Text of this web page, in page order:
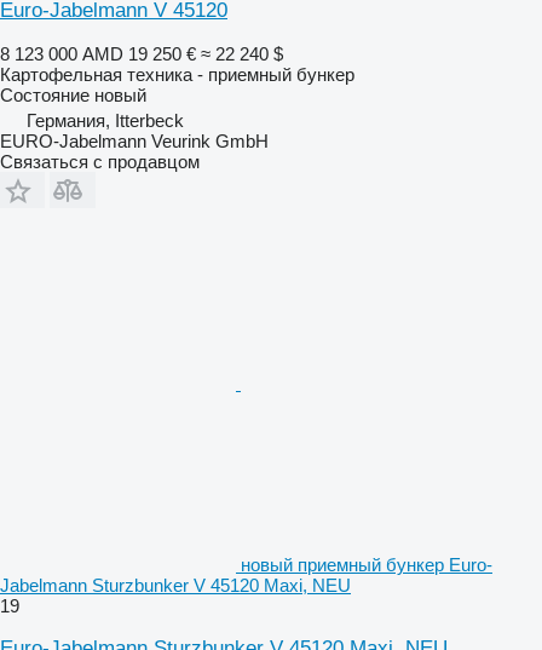
Euro-Jabelmann V 45120
8 123 000 AMD 19 250 € ≈ 22 240 $
Картофельная техника - приемный бункер
Состояние новый
Германия, Itterbeck
EURO-Jabelmann Veurink GmbH
Связаться с продавцом
новый приемный бункер Euro-
Jabelmann Sturzbunker V 45120 Maxi, NEU
19